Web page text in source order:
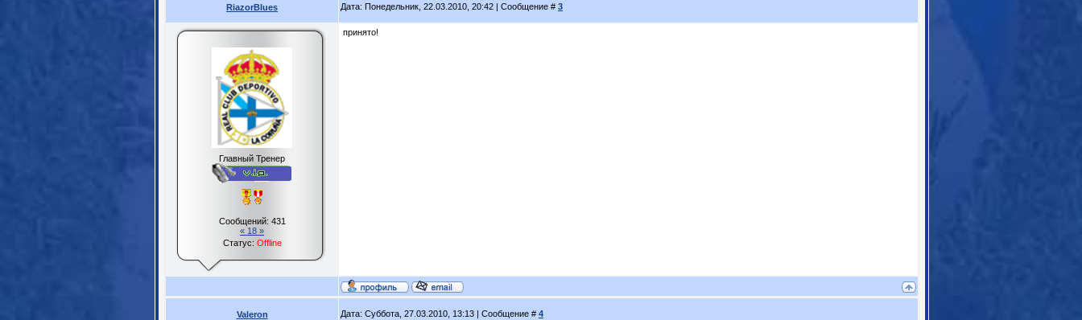
RiazorBlues Дата: Понедельник, 22.03.2010, 20:42 | Сообщение # 3
Главный Тренер
Сообщений: 431
« 18 »
Статус: Offline
принято!
Valeron Дата: Суббота, 27.03.2010, 13:13 | Сообщение # 4